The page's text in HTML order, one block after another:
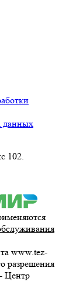
данных
102.
www.tez-
разрешения
Центр